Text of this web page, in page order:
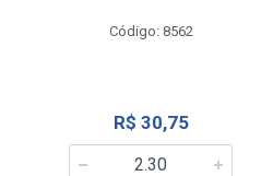
Código: 8562
R$ 30,75